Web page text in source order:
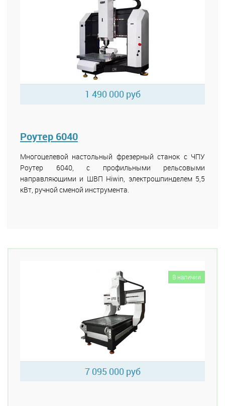
1 490 000 руб
Роутер 6040
Многоцелевой настольный фрезерный станок с ЧПУ
Роутер 6040, с профильными рельсовыми
направляющими и ШВП Hiwin, электрошпинделем 5,5
кВт, ручной сменой инструмента.
В наличии
7 095 000 руб